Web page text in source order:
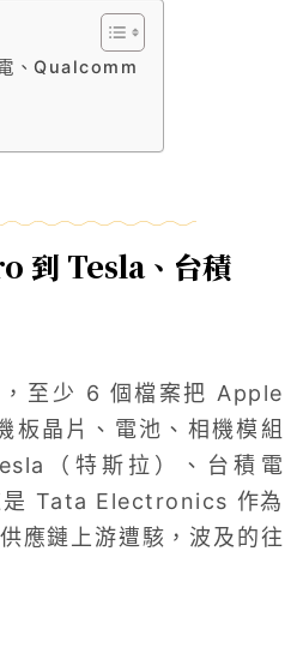
、Qualcomm
到 Tesla、台積
至少 6 個檔案把 Apple
晶片、電池、相機模組
（特斯拉）、台積電
是 Tata Electronics 作為
應鏈上游遭駭，波及的往